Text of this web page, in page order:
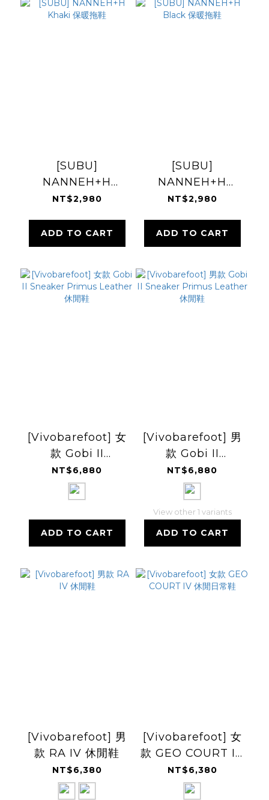
[SUBU]
NANNEH+H
Khaki 保暖拖鞋
NT$2,980
ADD TO CART
[SUBU]
NANNEH+H
Black 保暖拖鞋
NT$2,980
ADD TO CART
[Vivobarefoot] 女
款 Gobi II
Sneaker Primus
Leather 休閒鞋
NT$6,880
ADD TO CART
[Vivobarefoot] 男
款 Gobi II
Sneaker Primus
Leather 休閒鞋
NT$6,880
View other 1 variants
ADD TO CART
[Vivobarefoot] 男
款 RA IV 休閒鞋
NT$6,380
[Vivobarefoot] 女
款 GEO COURT IV
休閒日常鞋
NT$6,380